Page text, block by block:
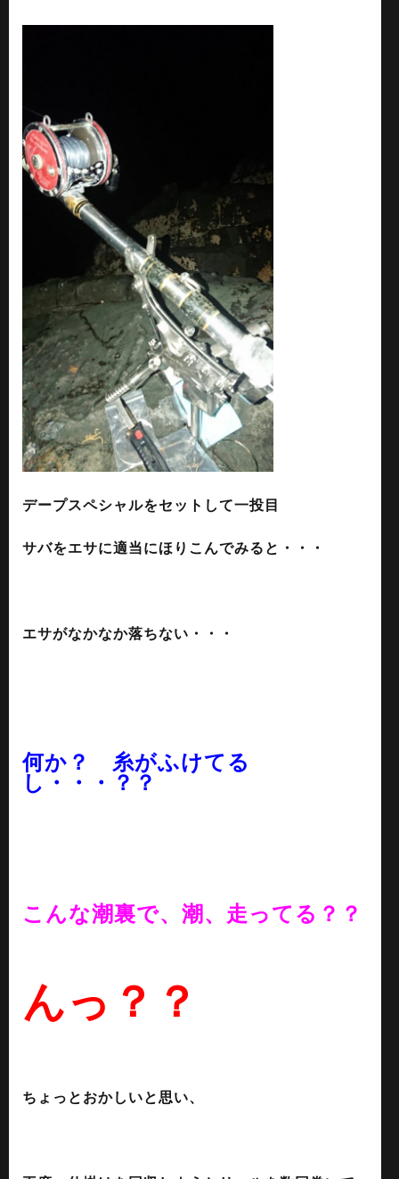
デープスペシャルをセットして一投目
サバをエサに適当にほりこんでみると・・・
エサがなかなか落ちない・・・
何か？ 糸がふけてる
し・・・？？
こんな潮裏で、潮、走ってる？？
んっ？？
ちょっとおかしいと思い、